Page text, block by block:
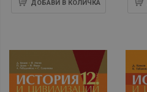
ДОБАВИ В КОЛИЧКА